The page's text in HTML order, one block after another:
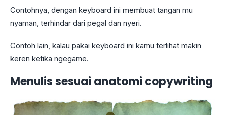
Contohnya, dengan keyboard ini membuat tangan mu
nyaman, terhindar dari pegal dan nyeri.
Contoh lain, kalau pakai keyboard ini kamu terlihat makin
keren ketika ngegame.
Menulis sesuai anatomi copywriting